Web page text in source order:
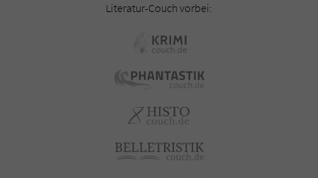
Literatur-Couch vorbei: